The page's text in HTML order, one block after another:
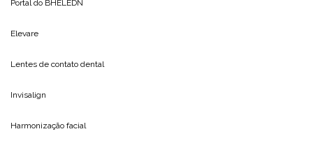
Portal do BHELEDN
Elevare
Lentes de contato dental
Invisalign
Harmonização facial